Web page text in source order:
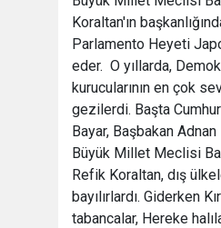
Koraltan'ın
Parlamento Heyeti
eder. O yıllarda,
kurucularının en çok
gezilerdi. Başta
Bayar, Başbakan
Büyük Millet Meclisi
Refik Koraltan, dış
bayılırlardı. Giderken
tabancalar, Hereke